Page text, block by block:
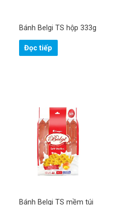
Bánh Belgi TS hộp 333g
Đọc tiếp
Bánh Belgi TS mềm túi
ê
đ